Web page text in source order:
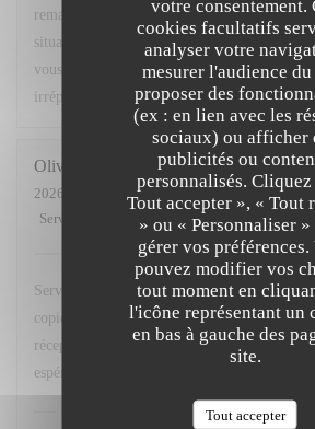
votre consentement.
cookies facultatifs
analyser votre
mesurer l'audience du
proposer des
(ex : en lien avec les
sociaux) ou afficher
publicités ou
personnalisés. Cliquez
Tout accepter », « Tout
» ou « Personnaliser
gérer vos préférences.
pouvez modifier vos
tout moment en
l'icône représentant un
en bas à gauche des
site.
Tout accepter
remarques ont été partagées avec notre
situation ne se reproduise pas. Nous
vous accueillir très prochainement pour
irréprochable. Bien cordialement, L. Fornaro
Olivier
2026-07-28
- 20:00 - Couverts 2
Service
Ambiance 5/5 Cuisine: 5 /5
Service avenant et personnel souriant. Plats
copieux. Merci Léa pour le service. Merci a
réception. Nous reviendrons comme d
espérant retrouver nos pots de beurre
L'OPALE RESTAURANT a répondu à